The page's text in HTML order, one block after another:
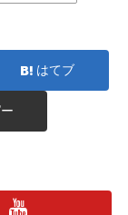
はてブ